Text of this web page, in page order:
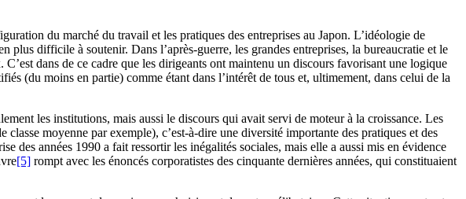
du marché du travail et les pratiques des entreprises au Japon. L’idéologie de
plus difficile à soutenir. Dans l’après-guerre, les grandes entreprises, la bureaucratie et le
dans de ce cadre que les dirigeants ont maintenu un discours favorisant une logique
(du moins en partie) comme étant dans l’intérêt de tous et, ultimement, dans celui de la
les institutions, mais aussi le discours qui avait servi de moteur à la croissance. Les
moyenne par exemple), c’est-à-dire une diversité importante des pratiques et des
des années 1990 a fait ressortir les inégalités sociales, mais elle a aussi mis en évidence
[5] rompt avec les énoncés corporatistes des cinquante dernières années, qui constituaient